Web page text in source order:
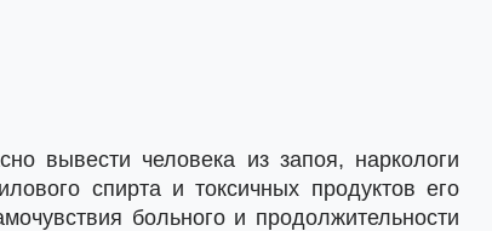
вывести человека из запоя, наркологи
спирта и токсичных продуктов его
больного и продолжительности